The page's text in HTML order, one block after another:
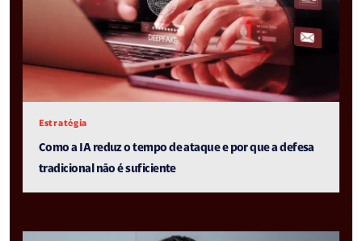
Estratégia
Como a IA reduz o tempo de ataque e por que a defesa
tradicional não é suficiente